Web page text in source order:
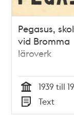
Pegasus,
vid Bromma
läroverk
Tid
1939 till
Typ
Text